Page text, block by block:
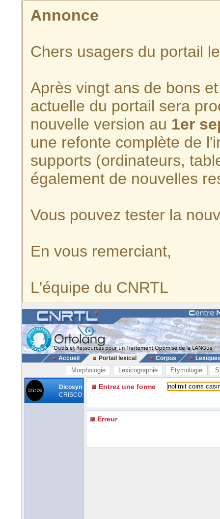
Annonce
Chers usagers du portail
Après vingt ans de bons
actuelle du portail sera
nouvelle version au 1er
une refonte complète de
supports (ordinateurs,
également de nouvelles
Vous pouvez tester la
En vous remerciant,
L'équipe du CNRTL
Accueil Portail lexical Corpus
Morphologie Lexicographie Etymologie
Dicosyn
CRISCO
Entrez une forme
Erreur